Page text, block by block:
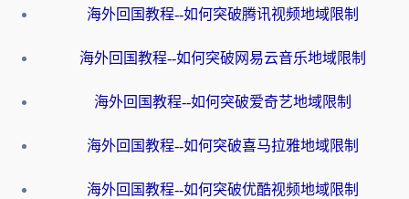
海外回国教程--如何突破腾讯视频地域限制
海外回国教程--如何突破网易云音乐地域限制
海外回国教程--如何突破爱奇艺地域限制
海外回国教程--如何突破喜马拉雅地域限制
海外回国教程--如何突破优酷视频地域限制